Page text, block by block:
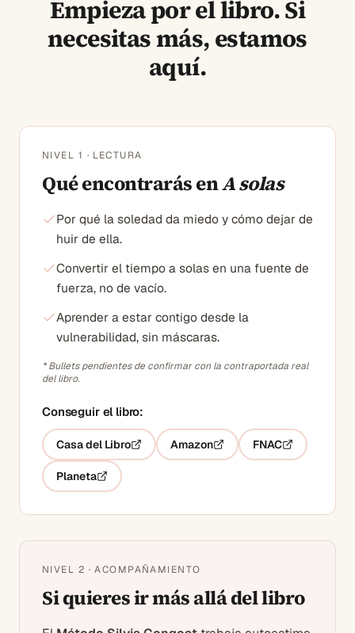
Empieza por el libro. Si
necesitas más, estamos
aquí.
NIVEL 1 · LECTURA
Qué encontrarás enA solas
Por qué la soledad da miedo y cómo dejar de
huir de ella.
Convertir el tiempo a solas en una fuente de
fuerza, no de vacío.
Aprender a estar contigo desde la
vulnerabilidad, sin máscaras.
* Bullets pendientes de confirmar con la contraportada real
del libro.
Conseguir el libro:
Casa del Libro Amazon FNAC
Planeta
NIVEL 2 · ACOMPAÑAMIENTO
Si quieres ir más allá del libro